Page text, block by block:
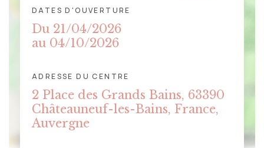
CARTE
DATES D'OUVERTURE
Du 21/04/2026
au 04/10/2026
ADRESSE DU CENTRE
2 Place des Grands Bains, 63390
Châteauneuf-les-Bains, France,
Auvergne